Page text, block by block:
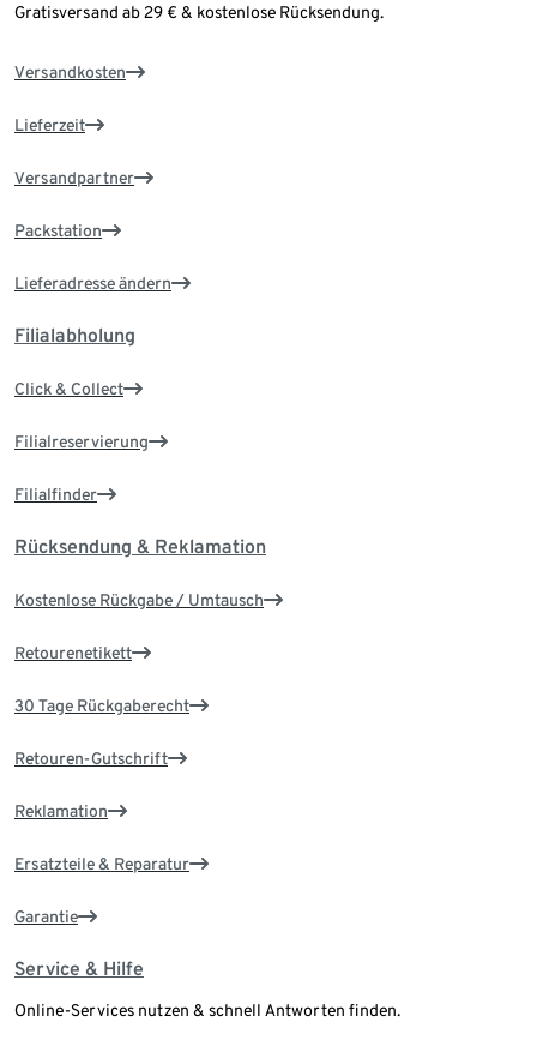
Gratisversand ab 29 € & kostenlose Rücksendung.
Versandkosten
Lieferzeit
Versandpartner
Packstation
Lieferadresse ändern
Filialabholung
Click & Collect
Filialreservierung
Filialfinder
Rücksendung & Reklamation
Kostenlose Rückgabe / Umtausch
Retourenetikett
30 Tage Rückgaberecht
Retouren-Gutschrift
Reklamation
Ersatzteile & Reparatur
Garantie
Service & Hilfe
Online-Services nutzen & schnell Antworten finden.